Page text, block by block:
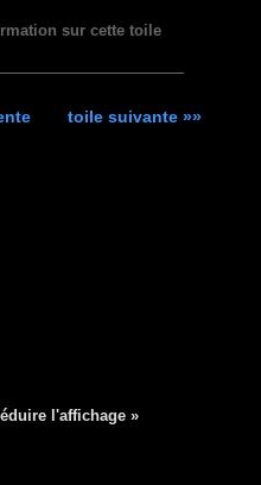
sur cette toile
toile suivante »»
l'affichage »